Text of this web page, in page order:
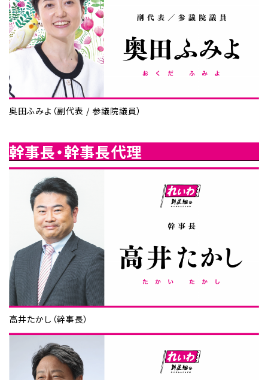
奥田ふみよ（副代表 / 参議院議員）
幹事長・幹事長代理
高井たかし（幹事長）